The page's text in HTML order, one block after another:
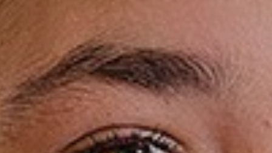
Aanmelden
Leerlingen
Begeleiding en ondersteuning
Vakanties